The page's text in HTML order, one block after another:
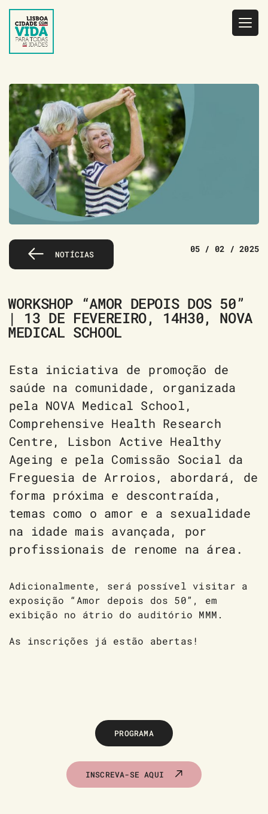
para
conteúdo
NOTÍCIAS
05 / 02 / 2025
WORKSHOP “AMOR DEPOIS DOS 50”
| 13 DE FEVEREIRO, 14H30, NOVA
MEDICAL SCHOOL
Esta iniciativa de promoção de
saúde na comunidade, organizada
pela NOVA Medical School,
Comprehensive Health Research
Centre, Lisbon Active Healthy
Ageing e pela Comissão Social da
Freguesia de Arroios, abordará, de
forma próxima e descontraída,
temas como o amor e a sexualidade
na idade mais avançada, por
profissionais de renome na área.
Adicionalmente, será possível visitar a
exposição “Amor depois dos 50”, em
exibição no átrio do auditório MMM.
As inscrições já estão abertas!
PROGRAMA
INSCREVA-SE AQUI